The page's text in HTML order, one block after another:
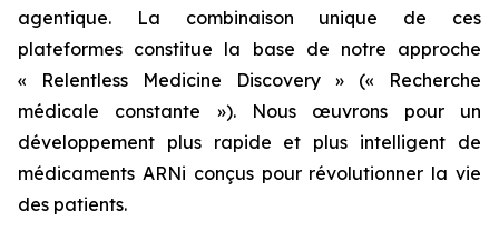
agentique. La combinaison unique de ces
plateformes constitue la base de notre approche
« Relentless Medicine Discovery » (« Recherche
médicale constante »). Nous œuvrons pour un
développement plus rapide et plus intelligent de
médicaments ARNi conçus pour révolutionner la vie
des patients.